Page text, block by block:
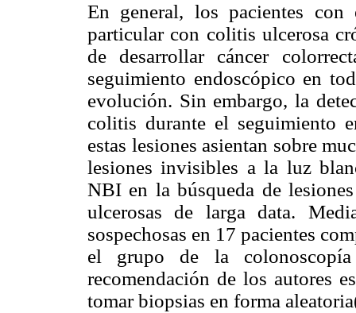
En general, los pacientes
particular con colitis ulcerosa
de desarrollar cáncer
seguimiento endoscópico en
evolución. Sin embargo, la
colitis durante el seguimiento
estas lesiones asientan sobre
lesiones invisibles a la luz
NBI en la búsqueda de
ulcerosas de larga data.
sospechosas en 17 pacientes
el grupo de la
recomendación de los autores
tomar biopsias en forma